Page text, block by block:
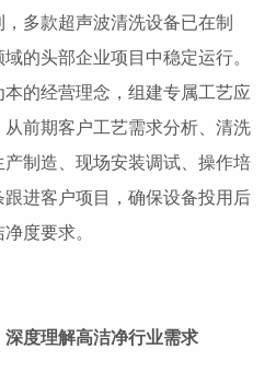
多款超声波清洗设备已在制
的头部企业项目中稳定运行。
的经营理念，组建专属工艺应
前期客户工艺需求分析、清洗
制造、现场安装调试、操作培
进客户项目，确保设备投用后
度要求。
度理解高洁净行业需求